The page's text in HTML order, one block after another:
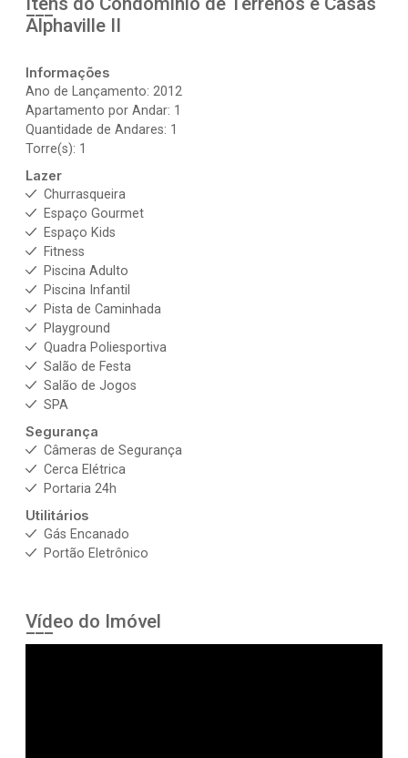
Alphaville II
Informações
Ano de Lançamento: 2012
Apartamento por Andar: 1
Quantidade de Andares: 1
Torre(s): 1
Lazer
Churrasqueira
Espaço Gourmet
Espaço Kids
Fitness
Piscina Adulto
Piscina Infantil
Pista de Caminhada
Playground
Quadra Poliesportiva
Salão de Festa
Salão de Jogos
SPA
Segurança
Câmeras de Segurança
Cerca Elétrica
Portaria 24h
Utilitários
Gás Encanado
Portão Eletrônico
Vídeo do Imóvel